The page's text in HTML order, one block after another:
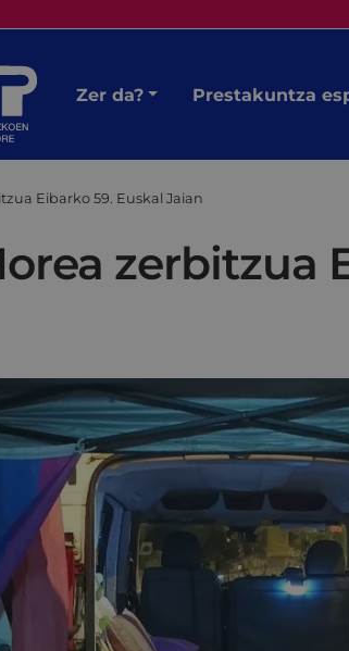
Zer da? Prestakuntza
Eibarko 59. Euskal Jaian
zerbitzua